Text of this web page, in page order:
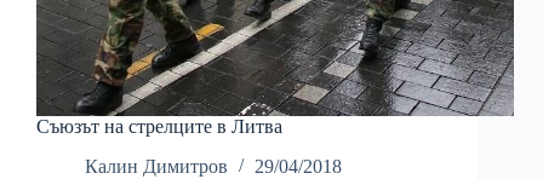
Съюзът на стрелците в Литва
Калин Димитров
29/04/2018